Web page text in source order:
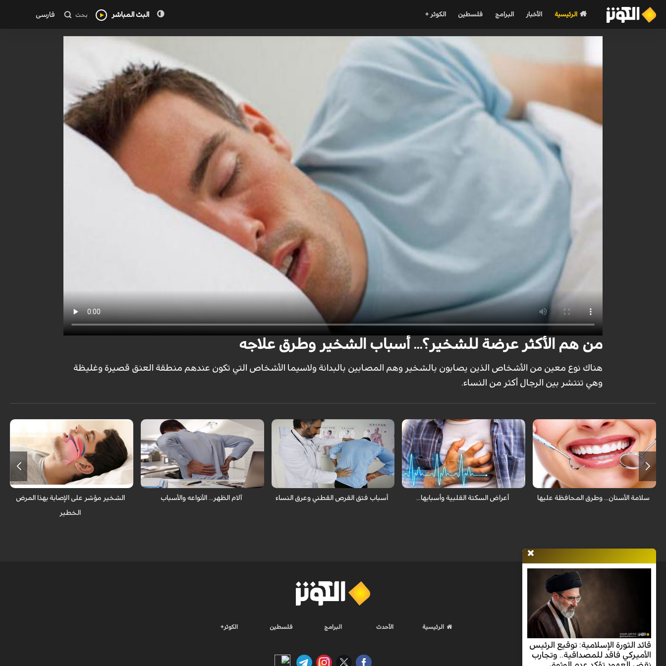
الرئيسية الأخبار البرامج فلسطين الكوثر + البث المباشر بحث فارسی
من هم الأكثر عرضة للشخير؟... أسباب الشخير وطرق علاجه
هناك نوع معين من الأشخاص الذين يصابون بالشخير وهم المصابين بالبدانة ولاسيما الأشخاص التي تكون عندهم منطقة العنق قصيرة وغليظة
وهي تنتشر بين الرجال أكثر من النساء.
لم يهب الله عضو للإنسان مرتين سوى
الأسنان والتي تظهر للمرة الأولى كأسنان
لبنية ثم تسقط ويخرج مكانها أسناننا العادية
ولكن تفريش الأسنان كل يوم غير كافي
للمحافظة عليها ولكن هناك طرق أخرى يجب
إتباعها.
سلامة الأسنان... وطرق المحافظة عليها
أن أمراض القلب والشرايين هي من أكثر
أسباب الوفيات وأكثر حالاتها شيوعا وفتكا بين
أفراد مجتمعنا هي الجلطة القلبية التي تنتج
عن الإنسداد لأحد الشرايين.
أعراض السكتة القلبية وأسبابها...
آلام الظهر ويكون أول هذه الآلام نتيجة الضغط
لميكانيكي وينقسم إلى ثلاثة أقسام فتق
القرص القطني أو ضيق في النفق النخاعي أو
انزلاق في الفقرات أو عرق النساء.
أسباب فتق القرص القطني وعرق النساء
هناك ثمانية أنواع من آلام لظهر تقريبا ومن
أكثرها انتشار بين الشباب ألم قرص الظهر
الناتج عن الجلوس والحركة الخاطئة أثناء
العمل والقيام بالنشاط اليومي.
آلام الظهر... الأنواعه والأسباب
يعتبر الشخير عند عامة الناس علامة للنائم
واستغراقه في النوم أي عندما يبدأ النائم
بالشخير نقول أنه مستغرق في النوم لأنه
عندما يستيقظ ينقطع الشخير ولكن من
الممكن أن يكون الشخير دليل على الإصابة
بمرض خطير.
الشخير مؤشر على الإصابة بهذا المرض
الخطير
قائد الثورة الإسلامية: توقيع الرئيس
الأميركي فاقد للمصداقية.. وتجارب
الرئيسية الأحدث البرامج فلسطين الكوثر+